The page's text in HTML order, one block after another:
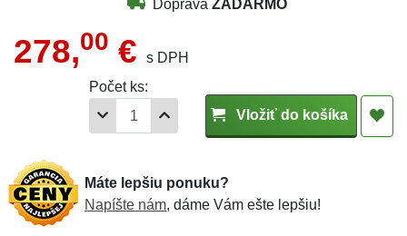
Doprava ZADARMO
278,00 €
s DPH
Počet ks:
Vložiť do košíka
Máte lepšiu ponuku?
Napíšte nám, dáme Vám ešte lepšiu!